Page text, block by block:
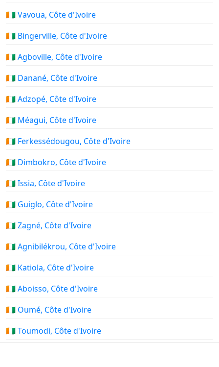
🇨🇮 Vavoua, Côte d'Ivoire
🇨🇮 Bingerville, Côte d'Ivoire
🇨🇮 Agboville, Côte d'Ivoire
🇨🇮 Danané, Côte d'Ivoire
🇨🇮 Adzopé, Côte d'Ivoire
🇨🇮 Méagui, Côte d'Ivoire
🇨🇮 Ferkessédougou, Côte d'Ivoire
🇨🇮 Dimbokro, Côte d'Ivoire
🇨🇮 Issia, Côte d'Ivoire
🇨🇮 Guiglo, Côte d'Ivoire
🇨🇮 Zagné, Côte d'Ivoire
🇨🇮 Agnibilékrou, Côte d'Ivoire
🇨🇮 Katiola, Côte d'Ivoire
🇨🇮 Aboisso, Côte d'Ivoire
🇨🇮 Oumé, Côte d'Ivoire
🇨🇮 Toumodi, Côte d'Ivoire